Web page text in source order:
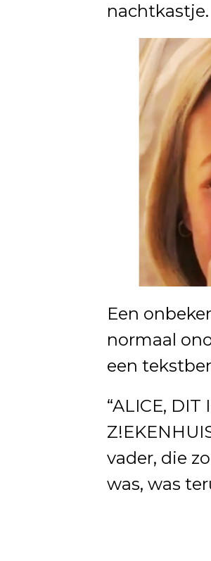
nachtkastje.
Een
normaal
een
“ALICE, DIT
vader, die
was, was